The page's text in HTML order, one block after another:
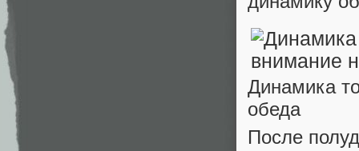
Динамика
обеда
После